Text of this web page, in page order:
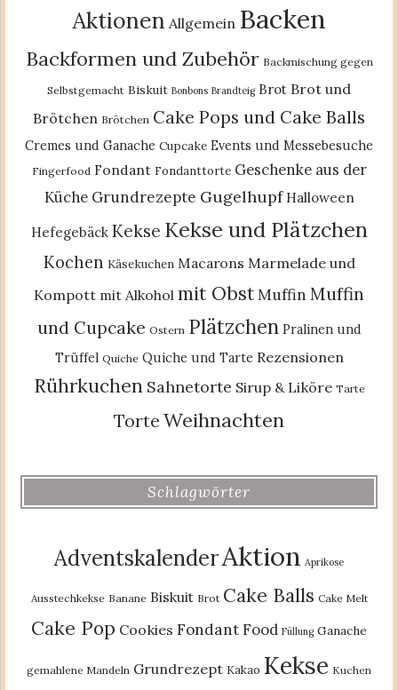
Aktionen Allgemein Backen
Backformen und Zubehör Backmischung gegen
Selbstgemacht Biskuit Bonbons Brandteig Brot Brot und
Brötchen Brötchen Cake Pops und Cake Balls
Cremes und Ganache Cupcake Events und Messebesuche
Fingerfood Fondant Fondanttorte Geschenke aus der
Küche Grundrezepte Gugelhupf Halloween
Hefegebäck Kekse Kekse und Plätzchen
Kochen Käsekuchen Macarons Marmelade und
Kompott mit Alkohol mit ObstMuffin Muffin
und Cupcake Ostern Plätzchen Pralinen und
Trüffel Quiche Quiche und Tarte Rezensionen
Rührkuchen Sahnetorte Sirup & Liköre Tarte
Torte Weihnachten
Schlagwörter
AdventskalenderAktion Aprikose
Ausstechkekse Banane Biskuit Brot Cake Balls Cake Melt
Cake Pop Cookies Fondant Food Füllung Ganache
gemahlene Mandeln Grundrezept Kakao Kekse Kuchen